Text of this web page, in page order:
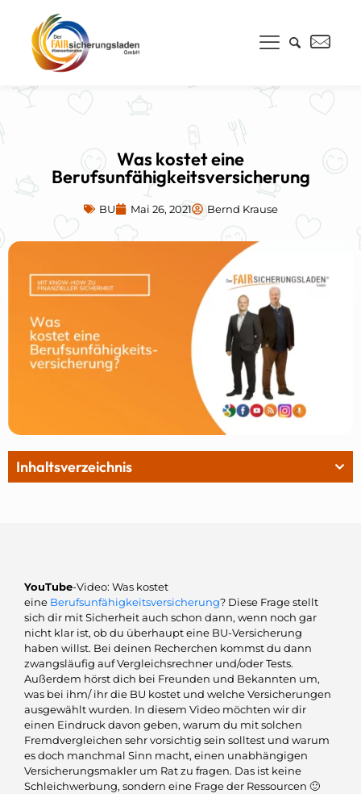
Was kostet eine
Berufsunfähigkeitsversicherung
BU Mai 26, 2021 Bernd Krause
Inhaltsverzeichnis
YouTube-Video: Was kostet
eine Berufsunfähigkeitsversicherung? Diese Frage stellt
sich dir mit Sicherheit auch schon dann, wenn noch gar
nicht klar ist, ob du überhaupt eine BU-Versicherung
haben willst. Bei deinen Recherchen kommst du dann
zwangsläufig auf Vergleichsrechner und/oder Tests.
Außerdem hörst dich bei Freunden und Bekannten um,
was bei ihm/ ihr die BU kostet und welche Versicherungen
ausgewählt wurden. In diesem Video möchten wir dir
einen Eindruck davon geben, warum du mit solchen
Fremdvergleichen sehr vorsichtig sein solltest und warum
es doch manchmal Sinn macht, einen unabhängigen
Versicherungsmakler um Rat zu fragen. Das ist keine
Schleichwerbung, sondern eine Frage der Ressourcen 🙂